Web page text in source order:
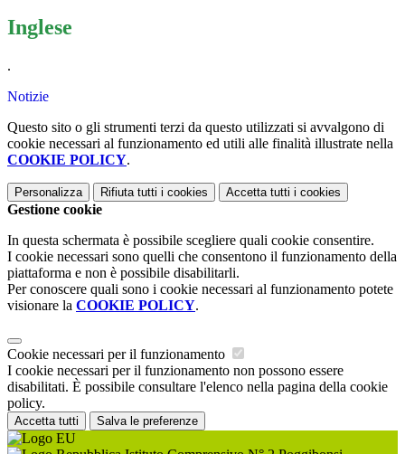
Inglese
.
Notizie
Questo sito o gli strumenti terzi da questo utilizzati si avvalgono di
cookie necessari al funzionamento ed utili alle finalità illustrate nella
COOKIE POLICY.
Personalizza Rifiuta tutti i cookies Accetta tutti i cookies
Gestione cookie
In questa schermata è possibile scegliere quali cookie consentire.
I cookie necessari sono quelli che consentono il funzionamento della
piattaforma e non è possibile disabilitarli.
Per conoscere quali sono i cookie necessari al funzionamento potete
visionare la COOKIE POLICY.
Cookie necessari per il funzionamento
I cookie necessari per il funzionamento non possono essere
disabilitati. È possibile consultare l'elenco nella pagina della cookie
policy.
Accetta tutti Salva le preferenze